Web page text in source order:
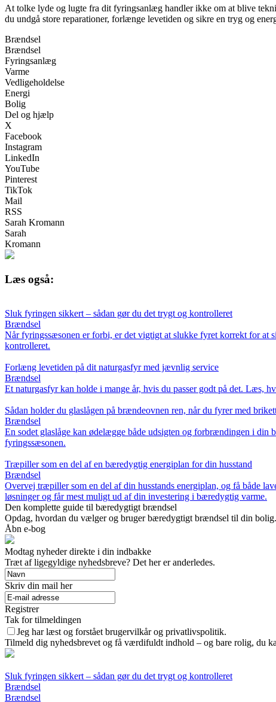
At tolke lyde og lugte fra dit fyringsanlæg handler ikke om at blive
du undgå store reparationer, forlænge levetiden og sikre en tryg og
Brændsel
Brændsel
Fyringsanlæg
Varme
Vedligeholdelse
Energi
Bolig
Del og hjælp
X
Facebook
Instagram
LinkedIn
YouTube
Pinterest
TikTok
Mail
RSS
Sarah Kromann
Sarah
Kromann
Læs også:
Sluk fyringen sikkert – sådan gør du det trygt og kontrolleret
Brændsel
Når fyringssæsonen er forbi, er det vigtigt at slukke fyret korrekt for
kontrolleret.
Forlæng levetiden på dit naturgasfyr med jævnlig service
Brændsel
Et naturgasfyr kan holde i mange år, hvis du passer godt på det. Læs,
Sådan holder du glaslågen på brændeovnen ren, når du fyrer med
Brændsel
En sodet glaslåge kan ødelægge både udsigten og forbrændingen i
fyringssæsonen.
Træpiller som en del af en bæredygtig energiplan for din husstand
Brændsel
Overvej træpiller som en del af din husstands energiplan, og få både
løsninger og får mest muligt ud af din investering i bæredygtig varme.
Den komplette guide til bæredygtigt brændsel
Opdag, hvordan du vælger og bruger bæredygtigt brændsel til din
Åbn e-bog
Modtag nyheder direkte i din indbakke
Træt af ligegyldige nyhedsbreve? Det her er anderledes.
Skriv din mail her
Registrer
Tak for tilmeldingen
Jeg har læst og forstået brugervilkår og privatlivspolitik.
Tilmeld dig nyhedsbrevet og få værdifuldt indhold – og bare rolig, du
Sluk fyringen sikkert – sådan gør du det trygt og kontrolleret
Brændsel
Brændsel